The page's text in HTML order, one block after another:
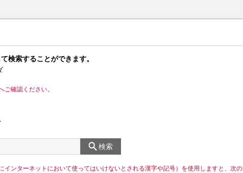
検索することができます。
ご確認ください。
検索
インターネットにおいて使ってはいけないとされる漢字や記号）を使用しますと、次の